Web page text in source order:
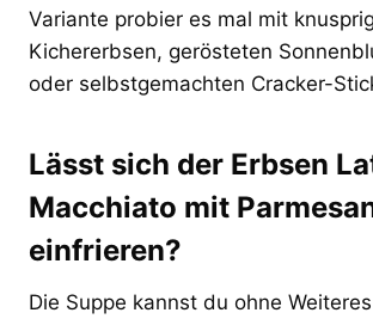
Variante probier es mal mit
Kichererbsen, gerösteten
oder selbstgemachten Cracker-
Lässt sich der Erbsen
Macchiato mit
einfrieren?
Die Suppe kannst du ohne Weiteres